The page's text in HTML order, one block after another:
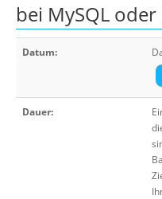
bei MySQL
Datum:
Dauer: